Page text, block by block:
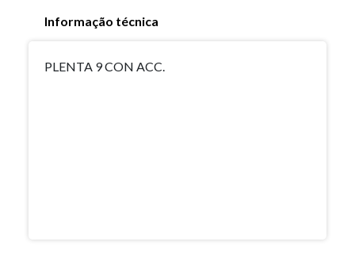
Informação técnica
PLENTA 9 CON ACC.